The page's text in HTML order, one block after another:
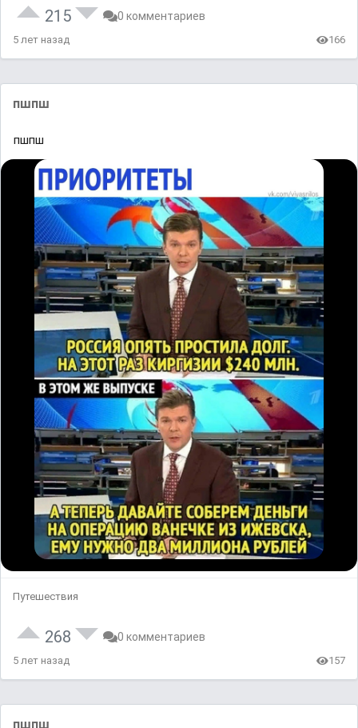
215 0 комментариев
5 лет назад 166
пшпш
пшпш
Путешествия
268 0 комментариев
5 лет назад 157
пшпш